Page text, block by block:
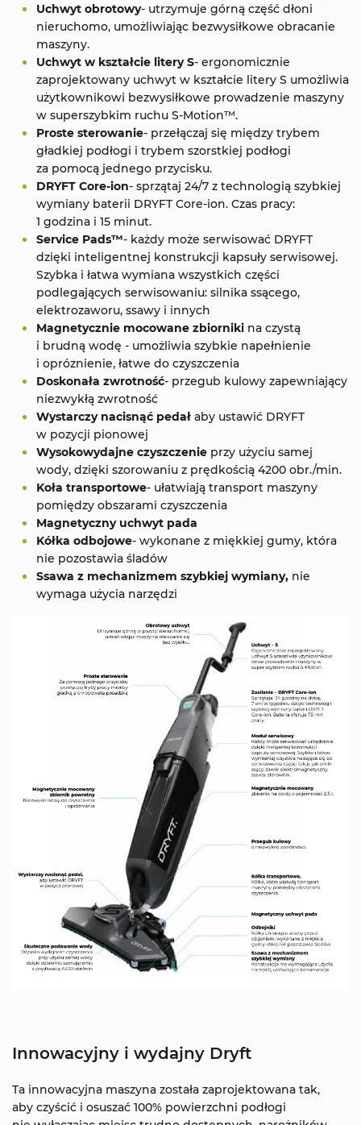
Uchwyt obrotowy- utrzymuje górną część dłoni
nieruchomo, umożliwiając bezwysiłkowe obracanie
maszyny.
Uchwyt w kształcie litery S- ergonomicznie
zaprojektowany uchwyt w kształcie litery S umożliwia
użytkownikowi bezwysiłkowe prowadzenie maszyny
w superszybkim ruchu S-Motion™.
Proste sterowanie- przełączaj się między trybem
gładkiej podłogi i trybem szorstkiej podłogi
za pomocą jednego przycisku.
DRYFT Core-ion- sprzątaj 24/7 z technologią szybkiej
wymiany baterii DRYFT Core-ion. Czas pracy:
1 godzina i 15 minut.
Service Pads™- każdy może serwisować DRYFT
dzięki inteligentnej konstrukcji kapsuły serwisowej.
Szybka i łatwa wymiana wszystkich części
podlegających serwisowaniu: silnika ssącego,
elektrozaworu, ssawy i innych
Magnetycznie mocowane zbiorniki na czystą
i brudną wodę - umożliwia szybkie napełnienie
i opróznienie, łatwe do czyszczenia
Doskonała zwrotność- przegub kulowy zapewniający
niezwykłą zwrotność
Wystarczy nacisnąć pedał aby ustawić DRYFT
w pozycji pionowej
Wysokowydajne czyszczenie przy użyciu samej
wody, dzięki szorowaniu z prędkością 4200 obr./min.
Koła transportowe- ułatwiają transport maszyny
pomiędzy obszarami czyszczenia
Magnetyczny uchwyt pada
Kółka odbojowe- wykonane z miękkiej gumy, która
nie pozostawia śladów
Ssawa z mechanizmem szybkiej wymiany, nie
wymaga użycia narzędzi
Innowacyjny i wydajny Dryft
Ta innowacyjna maszyna została zaprojektowana tak,
aby czyścić i osuszać 100% powierzchni podłogi